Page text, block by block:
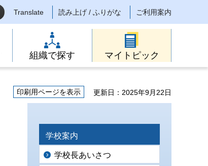
Translate 読み上げ / ふりがな ご利用案内
組織で探す マイトピック
印刷用ページを表示
更新日：2025年9月22日
学校案内
学校長あいさつ